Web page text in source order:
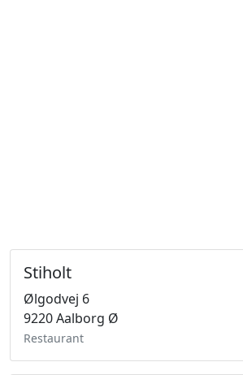
Stiholt
Ølgodvej 6
9220 Aalborg Ø
Restaurant